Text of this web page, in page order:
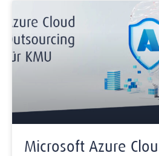
Microsoft Azure